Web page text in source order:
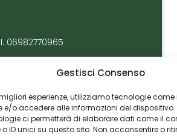
Gestisci Consenso
migliori esperienze, utilizziamo tecnologie come
e/o accedere alle informazioni del dispositivo.
ci permetterà di elaborare dati come il
ID unici su questo sito. Non acconsentire o
06982770965